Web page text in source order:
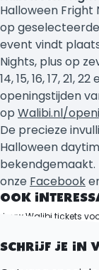
Halloween
op
event vindt
Nights, plus op
14, 15, 16, 17, 21,
openingstijden
op Walibi.nl/
De precieze
Halloween
bekendgemaakt.
onze Facebook
OOK
Jouw Walibi tickets
SCHRIJF JE IN